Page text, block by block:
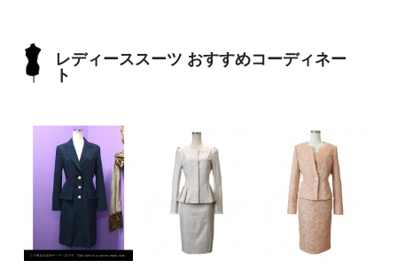
レディーススーツ おすすめコーディネー
ト